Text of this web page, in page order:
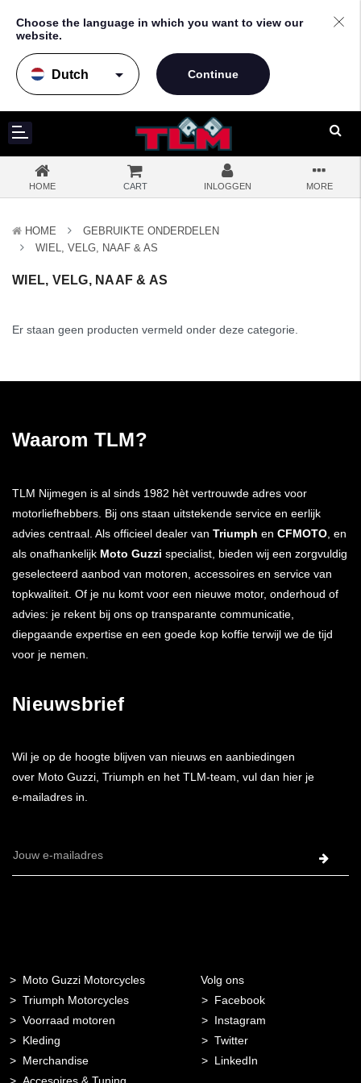
Choose the language in which you want to view our
website.
arrow_drop_down
HOME CART INLOGGEN MORE
HOME
GEBRUIKTE ONDERDELEN
WIEL, VELG, NAAF & AS
WIEL, VELG, NAAF & AS
Er staan geen producten vermeld onder deze categorie.
Waarom TLM?
TLM Nijmegen is al sinds 1982 hèt vertrouwde adres voor
motorliefhebbers. Bij ons staan uitstekende service en eerlijk
advies centraal. Als officieel dealer van Triumph en CFMOTO , en
als onafhankelijk Moto Guzzi specialist, bieden wij een zorgvuldig
geselecteerd aanbod van motoren, accessoires en service van
topkwaliteit. Of je nu komt voor een nieuwe motor, onderhoud of
advies: je rekent bij ons op transparante communicatie,
diepgaande expertise en een goede kop koffie terwijl we de tijd
voor je nemen.
Nieuwsbrief
Wil je op de hoogte blijven van nieuws en aanbiedingen
over Moto Guzzi, Triumph en het TLM-team, vul dan hier je
e-mailadres in.
E-
Moto Guzzi Motorcycles
Triumph Motorcycles
Voorraad motoren
Kleding
Merchandise
Accesoires & Tuning
Volg ons
Facebook
Instagram
Twitter
LinkedIn